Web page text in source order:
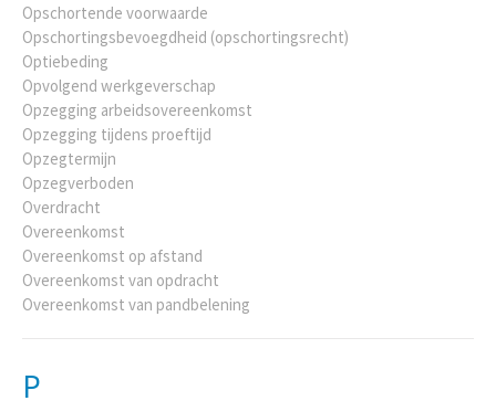
Opschortende voorwaarde
Opschortingsbevoegdheid (opschortingsrecht)
Optiebeding
Opvolgend werkgeverschap
Opzegging arbeidsovereenkomst
Opzegging tijdens proeftijd
Opzegtermijn
Opzegverboden
Overdracht
Overeenkomst
Overeenkomst op afstand
Overeenkomst van opdracht
Overeenkomst van pandbelening
P